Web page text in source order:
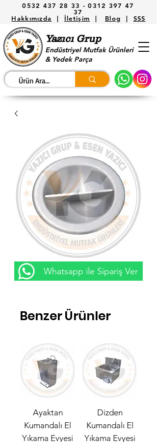
0532 437 28 33 -0312 397 47
37
Hakkımızda | İletişim | Blog | SSS
Yazıcı Grup
Endüstriyel Mutfak Ürünleri
& Yedek Parça
Sürgü Kulp
₺0,00Fiyat
Whatsapp ile Sipariş Ver
Benzer Ürünler
Ayaktan
Kumandalı El
Yıkama Evyesi
Dizden
Kumandalı El
Yıkama Evyesi